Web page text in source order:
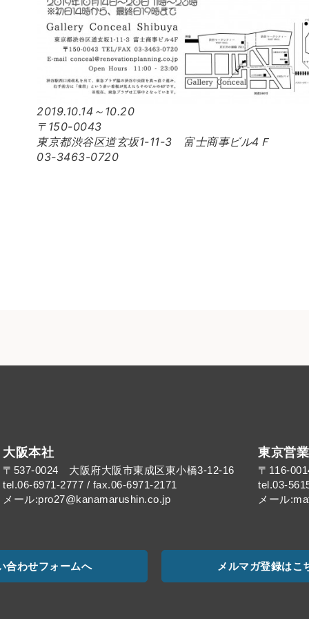
2019.10.14～10.20
〒150-0043
東京都渋谷区道玄坂1-11-3 富士商事ビル4Ｆ
03-3463-0720
大阪本社
〒537-0024 大阪府大阪市東成区東小橋3-12-16
tel.06-6971-2777 / fax.06-6971-2171
メール:pro27@kanamarushin.co.jp​
東京営
〒116-
tel.03-
メール
合わせフォームへ メルマガ登録はこ